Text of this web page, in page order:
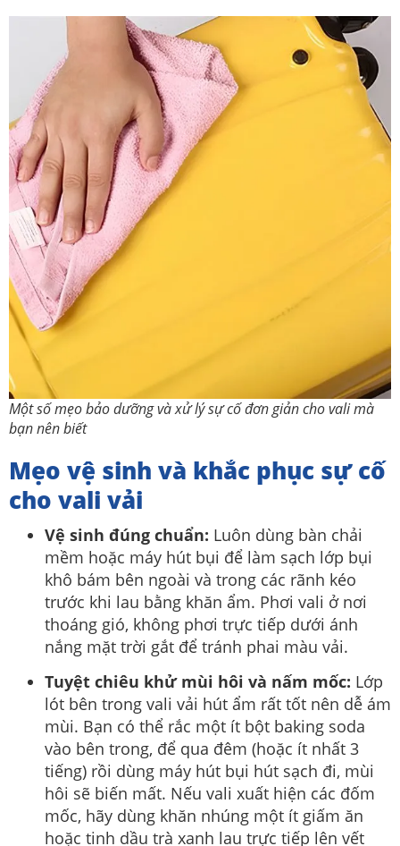
Một số mẹo bảo dưỡng và xử lý sự cố đơn giản cho vali mà
bạn nên biết
Mẹo vệ sinh và khắc phục sự cố
cho vali vải
Vệ sinh đúng chuẩn: Luôn dùng bàn chải
mềm hoặc máy hút bụi để làm sạch lớp bụi
khô bám bên ngoài và trong các rãnh kéo
trước khi lau bằng khăn ẩm. Phơi vali ở nơi
thoáng gió, không phơi trực tiếp dưới ánh
nắng mặt trời gắt để tránh phai màu vải.
Tuyệt chiêu khử mùi hôi và nấm mốc: Lớp
lót bên trong vali vải hút ẩm rất tốt nên dễ ám
mùi. Bạn có thể rắc một ít bột baking soda
vào bên trong, để qua đêm (hoặc ít nhất 3
tiếng) rồi dùng máy hút bụi hút sạch đi, mùi
hôi sẽ biến mất. Nếu vali xuất hiện các đốm
mốc, hãy dùng khăn nhúng một ít giấm ăn
hoặc tinh dầu trà xanh lau trực tiếp lên vết